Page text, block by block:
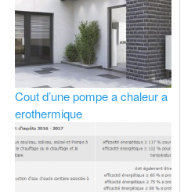
Cout d’une pompe a chaleur a
erothermique